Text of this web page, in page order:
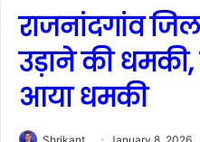
राजनांदगांव
उड़ाने की
आया धमकी